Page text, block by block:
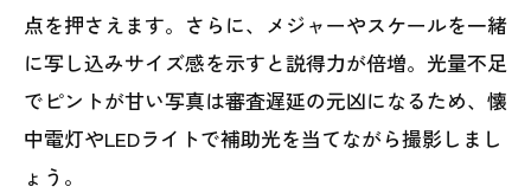
点を押さえます。さらに、メジャーやスケールを一緒
に写し込みサイズ感を示すと説得力が倍増。光量不足
でピントが甘い写真は審査遅延の元凶になるため、懐
中電灯やLEDライトで補助光を当てながら撮影しまし
ょう。